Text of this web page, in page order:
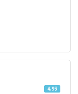
4.93